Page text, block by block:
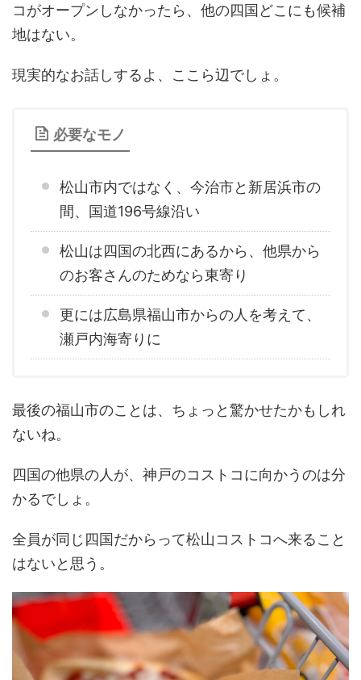
コがオープンしなかったら、他の四国どこにも候補
地はない。
現実的なお話しするよ、ここら辺でしょ。
必要なモノ
松山市内ではなく、今治市と新居浜市の
間、国道196号線沿い
松山は四国の北西にあるから、他県から
のお客さんのためなら東寄り
更には広島県福山市からの人を考えて、
瀬戸内海寄りに
最後の福山市のことは、ちょっと驚かせたかもしれ
ないね。
四国の他県の人が、神戸のコストコに向かうのは分
かるでしょ。
全員が同じ四国だからって松山コストコへ来ること
はないと思う。